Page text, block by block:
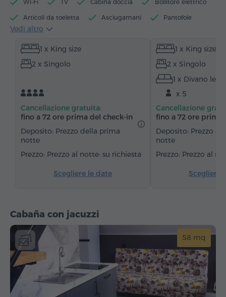
Wi-Fi TV Cabina doccia Bollitore elettrico
Articoli da toeletta Asciugamani Pantofole
Asciugacapelli
Armadio/Guardaroba Zona pranzo
Tavolo da pranzo Telefono
Pavimenti in parquet Frigorifero
Acqua in bottiglia Tè/Caffè
Vedi altro
1 x King size
2 x Singolo
Cancellazione gratuita:
fino a 72 ore prima del check‑in
Deposito: Prezzo della prima
notte
Prezzo al notte: su richiesta
Scegliere le date
1 x King size
2 x Singolo
1 x Divano letto
x 5
Cancellazione
fino a 72 ore prima
Deposito: Prezzo
notte
Prezzo al
Scegliere
Cabaña con jacuzzi
58 mq